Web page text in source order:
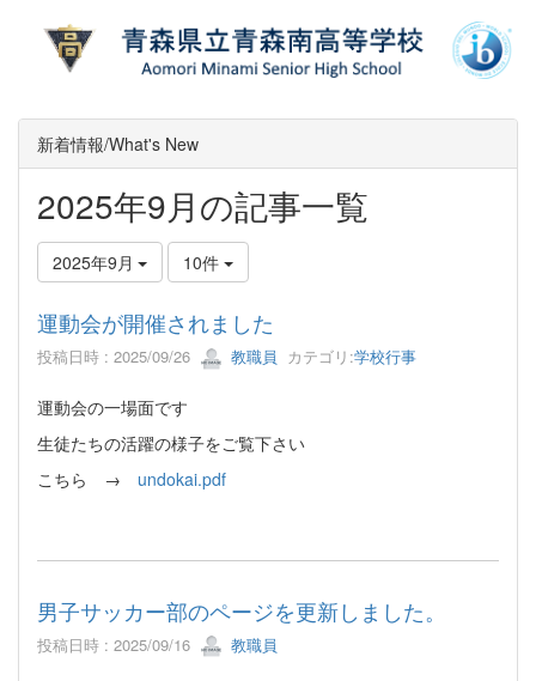
新着情報/What's New
2025年9月の記事一覧
2025年9月 10件
運動会が開催されました
投稿日時 : 2025/09/26 教職員 カテゴリ:学校行事
運動会の一場面です
生徒たちの活躍の様子をご覧下さい
こちら → undokai.pdf
男子サッカー部のページを更新しました。
投稿日時 : 2025/09/16 教職員